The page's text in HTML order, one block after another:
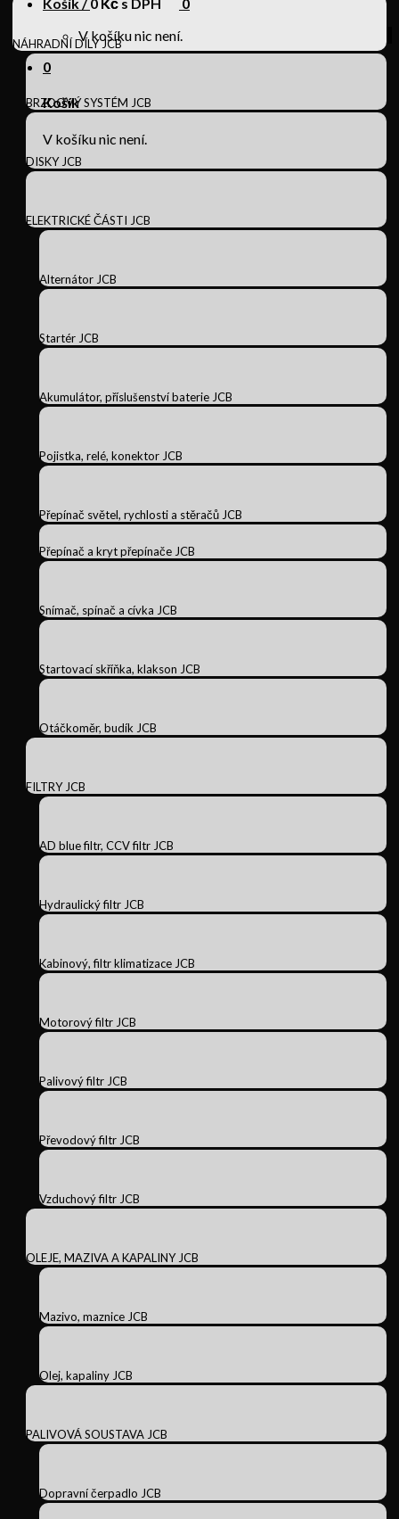
V košíku nic není.
0
Košík
V košíku nic není.
NÁHRADNÍ DÍLY JCB
BRZDOVÝ SYSTÉM JCB
DISKY JCB
ELEKTRICKÉ ČÁSTI JCB
Alternátor JCB
Startér JCB
Akumulátor, příslušenství baterie JCB
Pojistka, relé, konektor JCB
Přepínač světel, rychlosti a stěračů JCB
Přepínač a kryt přepínače JCB
Snímač, spínač a cívka JCB
Startovací skříňka, klakson JCB
Otáčkoměr, budík JCB
FILTRY JCB
AD blue filtr, CCV filtr JCB
Hydraulický filtr JCB
Kabinový, filtr klimatizace JCB
Motorový filtr JCB
Palivový filtr JCB
Převodový filtr JCB
Vzduchový filtr JCB
OLEJE, MAZIVA A KAPALINY JCB
Mazivo, maznice JCB
Olej, kapaliny JCB
PALIVOVÁ SOUSTAVA JCB
Dopravní čerpadlo JCB